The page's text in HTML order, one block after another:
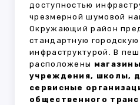
доступностью
чрезмерной шумовой
Окружающий район
стандартную
инфраструктурой. В
расположены
учреждения, школы,
сервисные
общественного